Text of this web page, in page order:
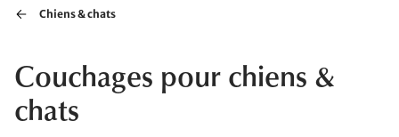
Chiens & chats
Couchages pour chiens &
chats